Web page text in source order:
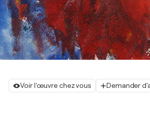
Voir l'œuvre chez vous Demander